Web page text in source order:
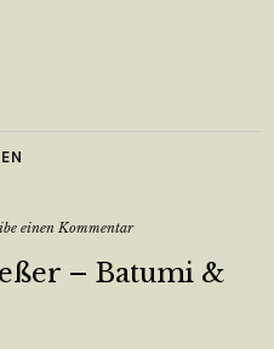
einen Kommentar
– Batumi &